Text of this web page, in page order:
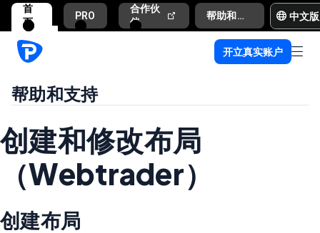
首
页
PRO
合作伙
伴
帮助和支持 中文版
开立真实账户
帮助和支持
创建和修改布局
（Webtrader）
创建布局